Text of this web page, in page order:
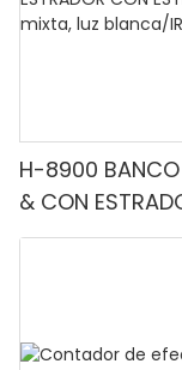
H-8900 BANCO
& CON